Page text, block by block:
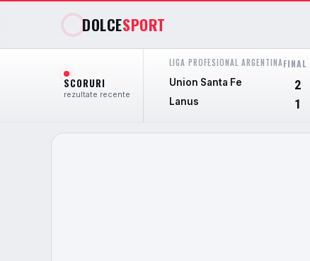
DOLCESPORT
SCORURI
rezultate recente
LIGA PROFESIONAL ARGENTINAFINAL
Union Santa Fe 2
Lanus 1